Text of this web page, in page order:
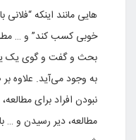
هایی مانند اینکه
خوبی کسب کند” و …
بحث و گفت و گوی یک
به وجود می‌آید. علاوه
نبودن افراد برای
مطالعه، دیر رسیدن و